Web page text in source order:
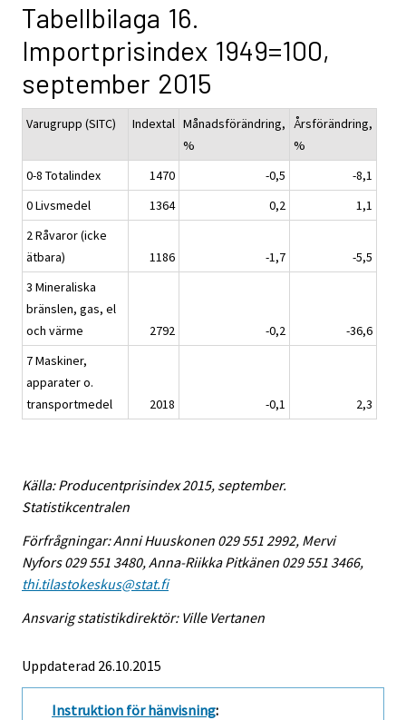
Tabellbilaga 16.
Importprisindex 1949=100,
september 2015
Varugrupp (SITC) Indextal Månadsförändring,
%
Årsförändring,
%
0-8 Totalindex
1470 -0,5
-8,1
0 Livsmedel
1364 0,2
1,1
2 Råvaror (icke
ätbara)
1186 -1,7
-5,5
3 Mineraliska
bränslen, gas, el
och värme
2792 -0,2
-36,6
7 Maskiner,
apparater o.
transportmedel
2018 -0,1 2,3
Källa: Producentprisindex 2015, september.
Statistikcentralen
Förfrågningar: Anni Huuskonen 029 551 2992, Mervi
Nyfors 029 551 3480, Anna-Riikka Pitkänen 029 551 3466,
thi.tilastokeskus@stat.fi
Ansvarig statistikdirektör: Ville Vertanen
Uppdaterad 26.10.2015
Instruktion för hänvisning: